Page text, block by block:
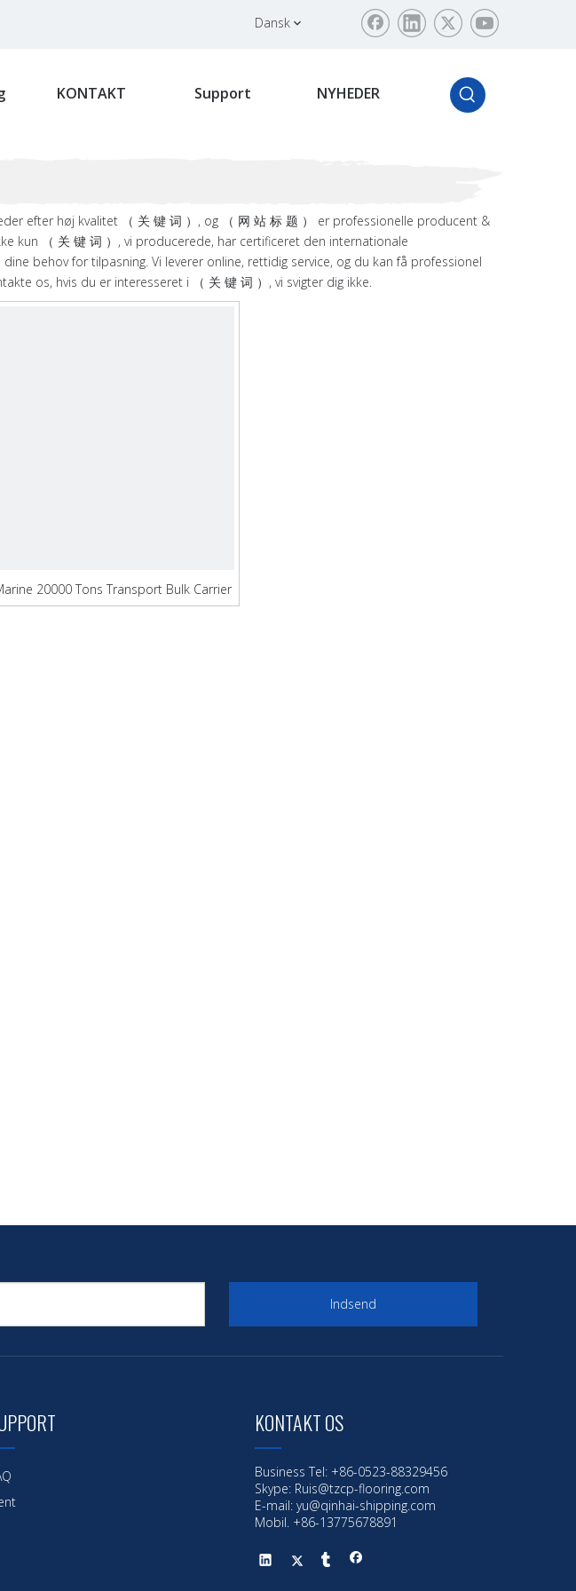
Dansk
KONTAKT Support NYHEDER
efter høj kvalitet （ 关 键 词 ）, og （ 网 站 标 题 ） er professionelle producent &
kun （ 关 键 词 ）, vi producerede, har certificeret den internationale
behov for tilpasning. Vi leverer online, rettidig service, og du kan få professionel
os, hvis du er interesseret i （ 关 键 词 ）, vi svigter dig ikke.
20000 Tons Transport Bulk Carrier
Indsend
KONTAKT OS
Business Tel: +86-0523-88329456
Skype: Ruis@tzcp-flooring.com
E-mail: yu@qinhai-shipping.com
Mobil. +86-13775678891